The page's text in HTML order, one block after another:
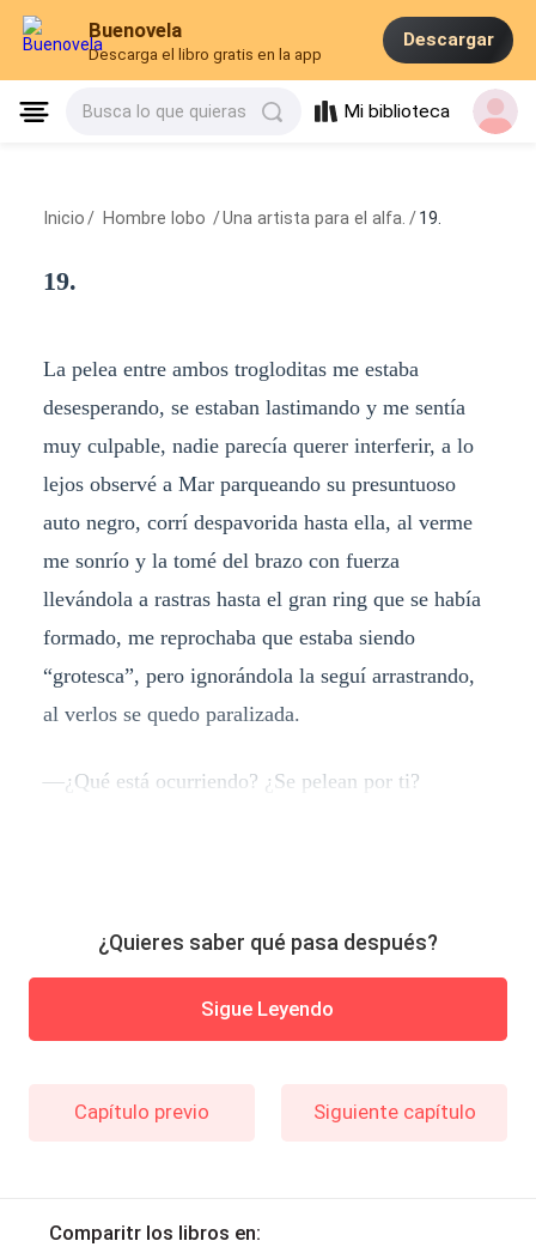
Buenovela
Descarga el libro gratis en la app
Descargar
Busca lo que quieras Mi biblioteca
Inicio / Hombre lobo /Una artista para el alfa. / 19.
19.
La pelea entre ambos trogloditas me estaba
desesperando, se estaban lastimando y me sentía
muy culpable, nadie parecía querer interferir, a lo
lejos observé a Mar parqueando su presuntuoso
auto negro, corrí despavorida hasta ella, al verme
me sonrío y la tomé del brazo con fuerza
llevándola a rastras hasta el gran ring que se había
formado, me reprochaba que estaba siendo
“grotesca”, pero ignorándola la seguí arrastrando,
al verlos se quedo paralizada.
—¿Qué está ocurriendo? ¿Se pelean por ti?
¿Quieres saber qué pasa después?
Sigue Leyendo
Capítulo previo Siguiente capítulo
Comparitr los libros en: